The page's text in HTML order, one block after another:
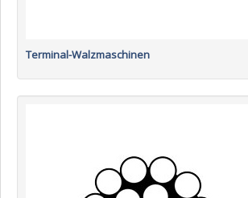
Terminal-Walzmaschinen